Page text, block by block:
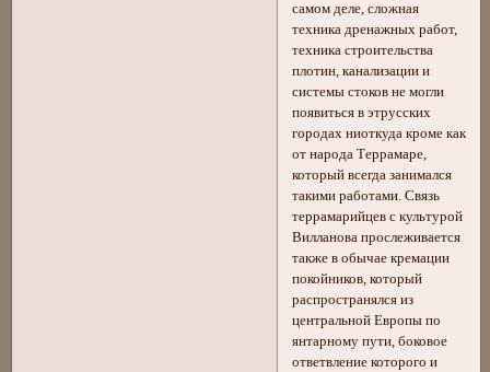
самом деле, сложная
техника дренажных работ,
техника строительства
плотин, канализации и
системы стоков не могли
появиться в этрусских
городах ниоткуда кроме как
от народа Террамаре,
который всегда занимался
такими работами. Связь
террамарийцев с культурой
Вилланова прослеживается
также в обычае кремации
покойников, который
распространялся из
центральной Европы по
янтарному пути, боковое
ответвление которого и